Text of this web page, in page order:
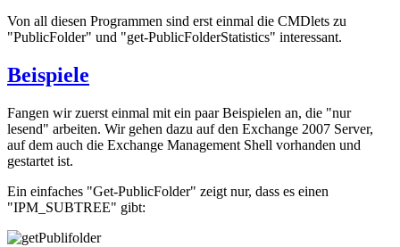
Von all diesen Programmen sind erst einmal die CMDlets zu
"PublicFolder" und "get-PublicFolderStatistics" interessant.
Beispiele
Fangen wir zuerst einmal mit ein paar Beispielen an, die "nur
lesend" arbeiten. Wir gehen dazu auf den Exchange 2007 Server,
auf dem auch die Exchange Management Shell vorhanden und
gestartet ist.
Ein einfaches "Get-PublicFolder" zeigt nur, dass es einen
"IPM_SUBTREE" gibt: